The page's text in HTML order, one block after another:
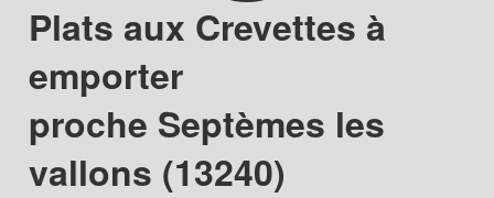
Plats aux Crevettes à
emporter
proche Septèmes les
vallons (13240)